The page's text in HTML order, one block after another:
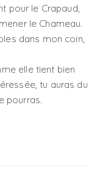
pour le Crapaud,
le Chameau.
dans mon coin,
elle tient bien
tu auras du
pourras.